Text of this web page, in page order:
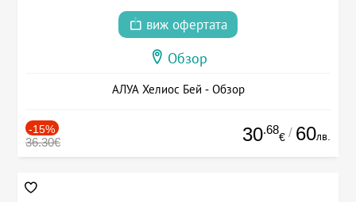
виж офертата
Обзор
АЛУА Хелиос Бей - Обзор
-15%
36.30€ 30.68
€ / 60лв.